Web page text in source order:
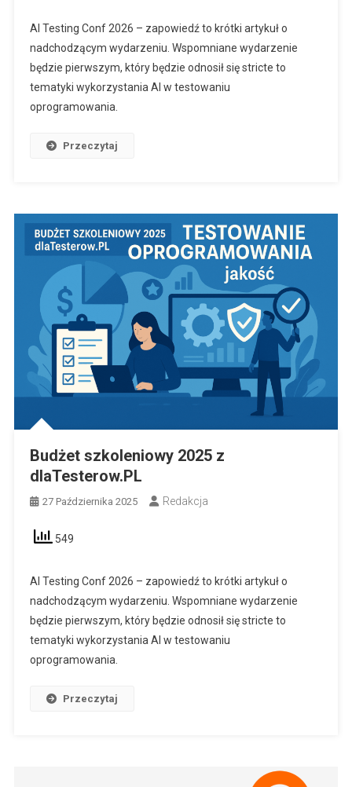
AI Testing Conf 2026 – zapowiedź to krótki artykuł o
nadchodzącym wydarzeniu. Wspomniane wydarzenie
będzie pierwszym, który będzie odnosił się stricte to
tematyki wykorzystania AI w testowaniu
oprogramowania.
Przeczytaj
Budżet szkoleniowy 2025 z
dlaTesterow.PL
27 Października 2025 Redakcja
549
AI Testing Conf 2026 – zapowiedź to krótki artykuł o
nadchodzącym wydarzeniu. Wspomniane wydarzenie
będzie pierwszym, który będzie odnosił się stricte to
tematyki wykorzystania AI w testowaniu
oprogramowania.
Przeczytaj